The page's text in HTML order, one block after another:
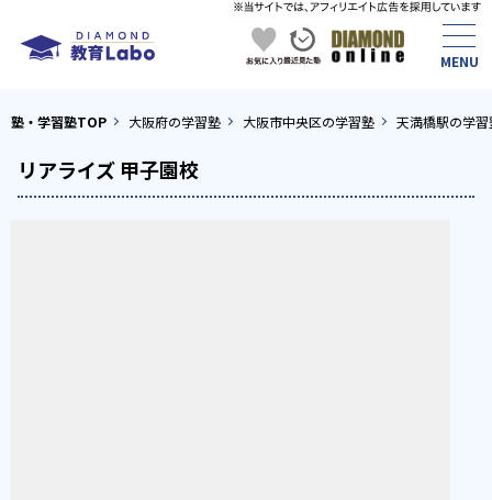
塾・学習塾TOP 大阪府の学習塾 大阪市中央区の学習塾 天満橋駅の学習
リアライズ 甲子園校